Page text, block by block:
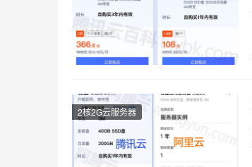
2核2G云服务器